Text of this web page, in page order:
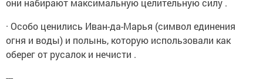
· Особо ценились Иван-да-Марья (символ единения
огня и воды) и полынь, которую использовали как
оберег от русалок и нечисти .